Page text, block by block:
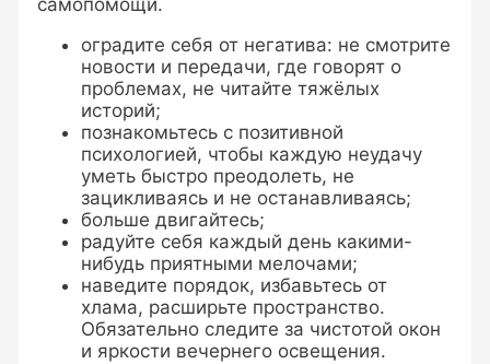
самопомощи.
оградите себя от негатива: не смотрите
новости и передачи, где говорят о
проблемах, не читайте тяжёлых
историй;
познакомьтесь с позитивной
психологией, чтобы каждую неудачу
уметь быстро преодолеть, не
зацикливаясь и не останавливаясь;
больше двигайтесь;
радуйте себя каждый день какими-
нибудь приятными мелочами;
наведите порядок, избавьтесь от
хлама, расширьте пространство.
Обязательно следите за чистотой окон
и яркости вечернего освещения.